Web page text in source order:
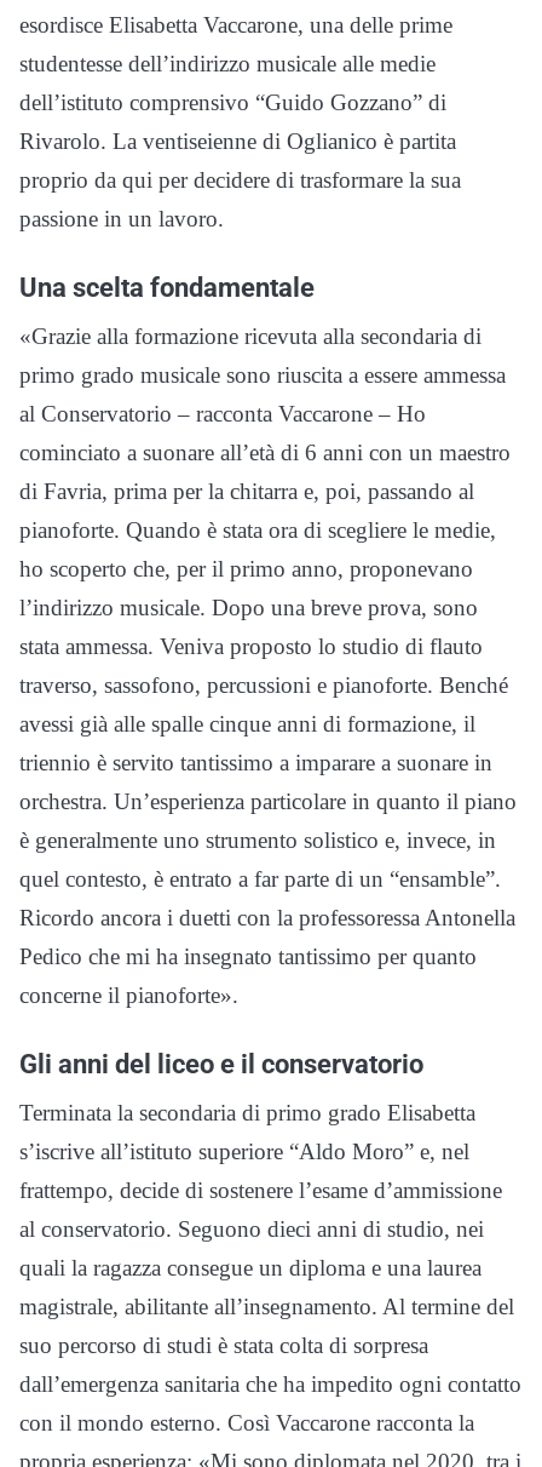
esordisce Elisabetta Vaccarone, una delle prime
studentesse dell’indirizzo musicale alle medie
dell’istituto comprensivo “Guido Gozzano” di
Rivarolo. La ventiseienne di Oglianico è partita
proprio da qui per decidere di trasformare la sua
passione in un lavoro.
Una scelta fondamentale
«Grazie alla formazione ricevuta alla secondaria di
primo grado musicale sono riuscita a essere ammessa
al Conservatorio – racconta Vaccarone – Ho
cominciato a suonare all’età di 6 anni con un maestro
di Favria, prima per la chitarra e, poi, passando al
pianoforte. Quando è stata ora di scegliere le medie,
ho scoperto che, per il primo anno, proponevano
l’indirizzo musicale. Dopo una breve prova, sono
stata ammessa. Veniva proposto lo studio di flauto
traverso, sassofono, percussioni e pianoforte. Benché
avessi già alle spalle cinque anni di formazione, il
triennio è servito tantissimo a imparare a suonare in
orchestra. Un’esperienza particolare in quanto il piano
è generalmente uno strumento solistico e, invece, in
quel contesto, è entrato a far parte di un “ensamble”.
Ricordo ancora i duetti con la professoressa Antonella
Pedico che mi ha insegnato tantissimo per quanto
concerne il pianoforte».
Gli anni del liceo e il conservatorio
Terminata la secondaria di primo grado Elisabetta
s’iscrive all’istituto superiore “Aldo Moro” e, nel
frattempo, decide di sostenere l’esame d’ammissione
al conservatorio. Seguono dieci anni di studio, nei
quali la ragazza consegue un diploma e una laurea
magistrale, abilitante all’insegnamento. Al termine del
suo percorso di studi è stata colta di sorpresa
dall’emergenza sanitaria che ha impedito ogni contatto
con il mondo esterno. Così Vaccarone racconta la
propria esperienza: «Mi sono diplomata nel 2020, tra i